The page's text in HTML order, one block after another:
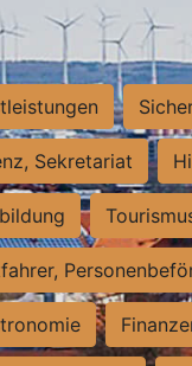
Sekretariat